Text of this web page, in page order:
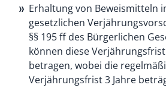
Erhaltung von Beweismitteln
gesetzlichen
§§ 195 ff des Bürgerlichen
können diese
betragen, wobei die
Verjährungsfrist 3 Jahre